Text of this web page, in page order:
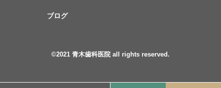
ブログ
©︎2021 青木歯科医院 all rights reserved.